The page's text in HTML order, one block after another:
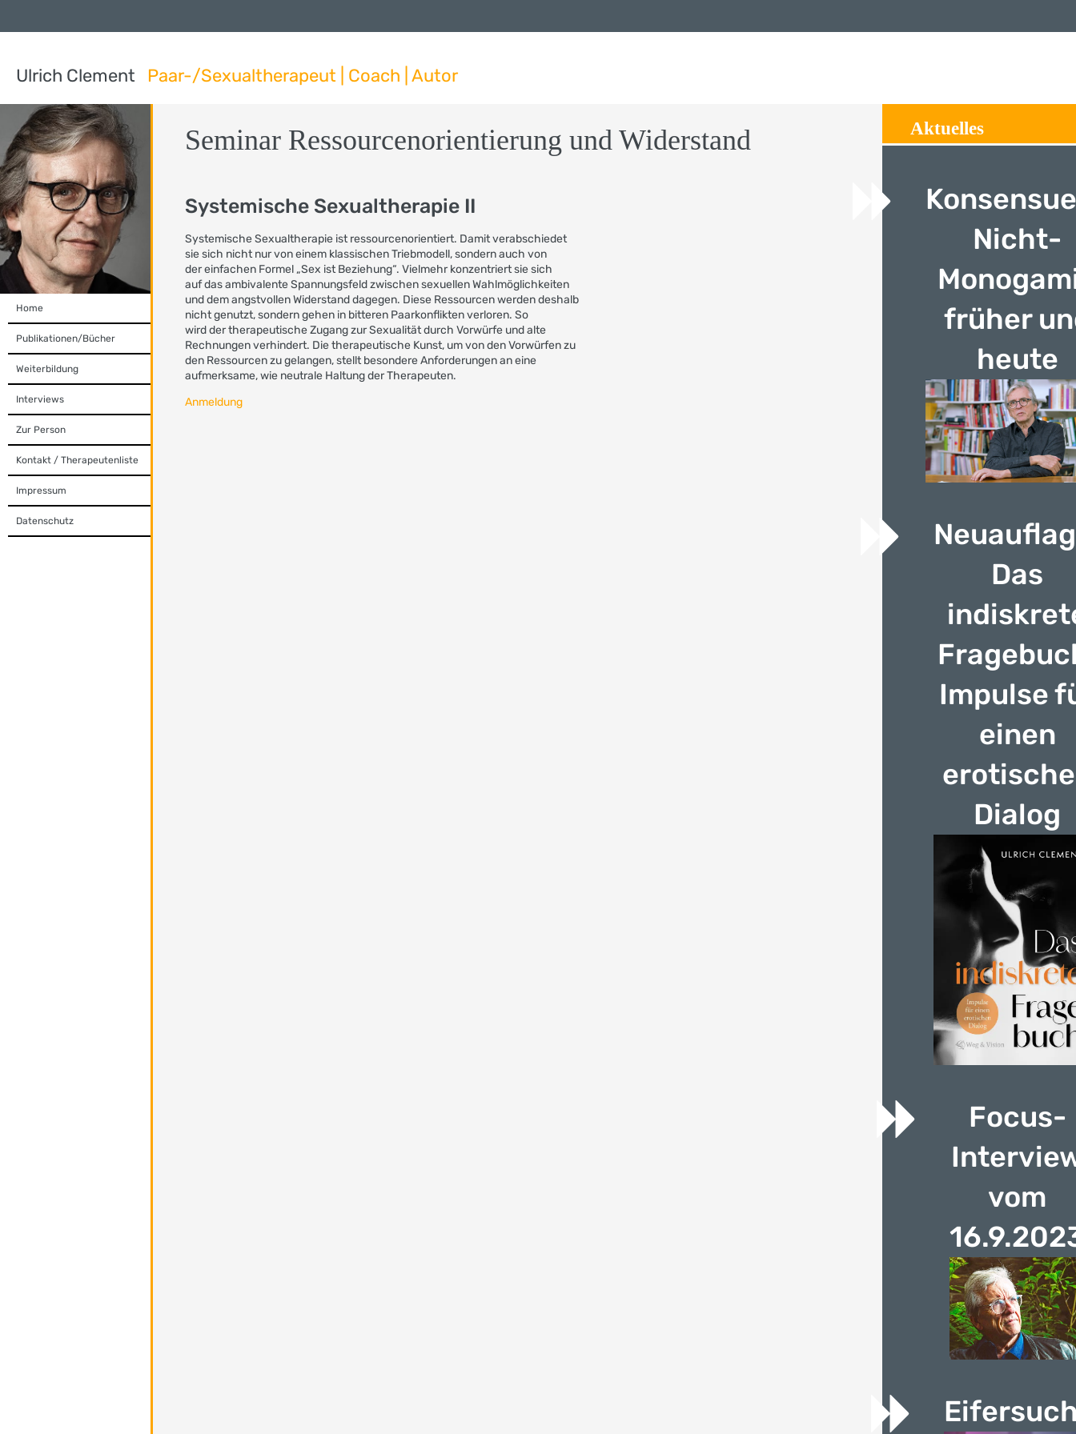
Ulrich Clement Paar-/Sexualtherapeut | Coach | Autor
Home
Publikationen/Bücher
Weiterbildung
Interviews
Zur Person
Kontakt / Therapeutenliste
Impressum
Datenschutz
Seminar Ressourcenorientierung und Widerstand
Systemische Sexualtherapie II
Systemische Sexualtherapie ist ressourcenorientiert. Damit verabschiedet
sie sich nicht nur von einem klassischen Triebmodell, sondern auch von
der einfachen Formel „Sex ist Beziehung“. Vielmehr konzentriert sie sich
auf das ambivalente Spannungsfeld zwischen sexuellen Wahlmöglichkeiten
und dem angstvollen Widerstand dagegen. Diese Ressourcen werden deshalb
nicht genutzt, sondern gehen in bitteren Paarkonflikten verloren. So
wird der therapeutische Zugang zur Sexualität durch Vorwürfe und alte
Rechnungen verhindert. Die therapeutische Kunst, um von den Vorwürfen zu
den Ressourcen zu gelangen, stellt besondere Anforderungen an eine
aufmerksame, wie neutrale Haltung der Therapeuten.
Anmeldung
Aktuelles
Nicht-
früher
heute
Das
Impulse
einen
Dialog
Focus-
vom